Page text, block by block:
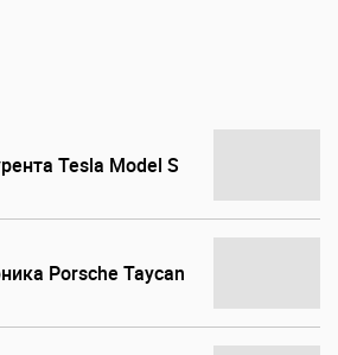
Tesla Model S
Porsche Taycan